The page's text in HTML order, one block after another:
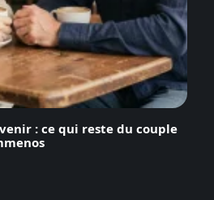
: ce qui reste du couple